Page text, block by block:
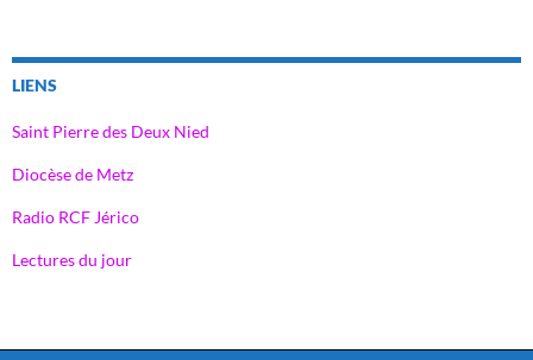
LIENS
Saint Pierre des Deux Nied
Diocèse de Metz
Radio RCF Jérico
Lectures du jour